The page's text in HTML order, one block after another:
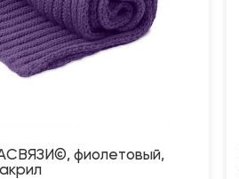
фиолетовый,